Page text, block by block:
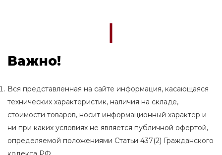
Важно!
Вся представленная на сайте информация, касающаяся
технических характеристик, наличия на складе,
стоимости товаров, носит информационный характер и
ни при каких условиях не является публичной офертой,
определяемой положениями Статьи 437(2) Гражданского